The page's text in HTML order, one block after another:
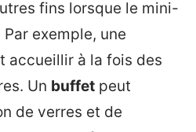
fins lorsque le mini-
exemple, une
accueillir à la fois des
Un buffet peut
de verres et de